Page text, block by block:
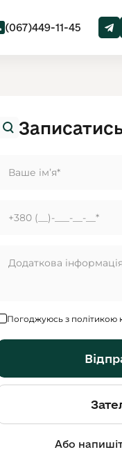
(067)449-11-45
Погоджуюсь з політикою
Або